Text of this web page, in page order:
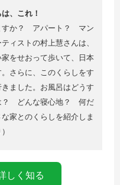
、これ！
すか？ アパート？ マン
ストの村上慧さんは、
をせおって歩いて、日本
さらに、このくらしをす
ました。お風呂はどうす
？ どんな寝心地？ 何だ
家とのくらしを紹介しま
しく知る